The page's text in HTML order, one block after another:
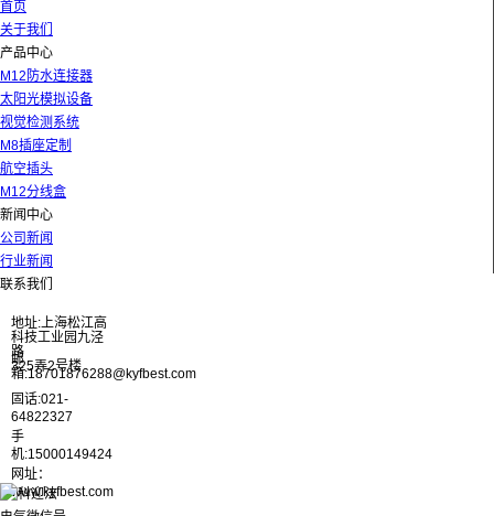
首页
关于我们
产品中心
M12防水连接器
太阳光模拟设备
视觉检测系统
M8插座定制
航空插头
M12分线盒
新闻中心
公司新闻
行业新闻
联系我们
地址:上海松江高
科技工业园九泾
路
325弄2号楼
邮
箱:18701876288@kyfbest.com
固话:021-
64822327
手
机:15000149424
网址：
www.kyfbest.com